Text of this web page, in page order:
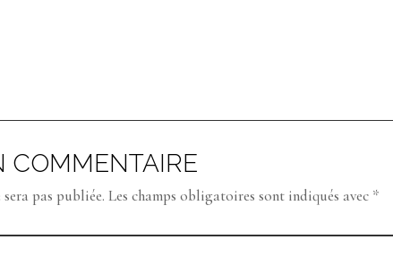
COMMENTAIRE
pas publiée. Les champs obligatoires sont indiqués avec *